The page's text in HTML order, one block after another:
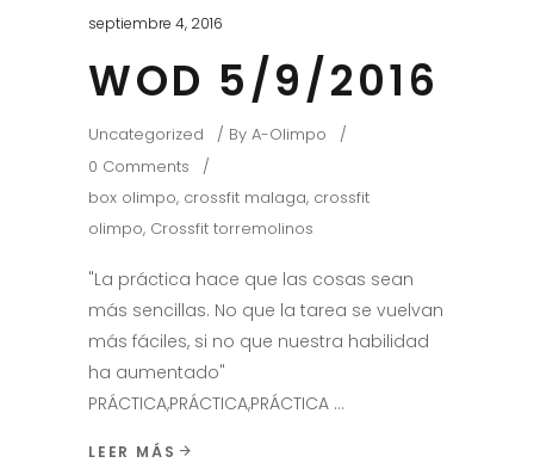
septiembre 4, 2016
WOD 5/9/2016
Uncategorized By A-Olimpo
0 Comments
box olimpo, crossfit malaga, crossfit
olimpo, Crossfit torremolinos
"La práctica hace que las cosas sean
más sencillas. No que la tarea se vuelvan
más fáciles, si no que nuestra habilidad
ha aumentado"
PRÁCTICA,PRÁCTICA,PRÁCTICA
LEER MÁS